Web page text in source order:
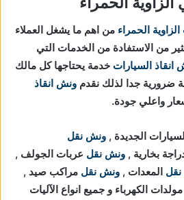
الحمراء من اهم ما يشغل العملاء
من الاستفادة من الخدمات التي
انقاذ السيارات خدمة يحتاجها كل مالك
ضرورية جدا لذلك نقدم ونش انقاذ
واعلي جودة.
الجديدة , ونش نقل
بخارية , ونش نقل عربات الجولف ,
المعدات , ونش نقل مراكب صيد ,
مولدات الكهرباء و جميع انواع الآليات